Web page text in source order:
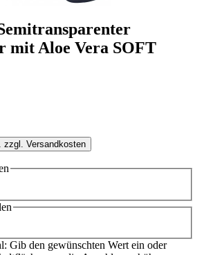
mit Aloe Vera SOFT
zzgl. Versandkosten
Gib den gewünschten Wert ein oder